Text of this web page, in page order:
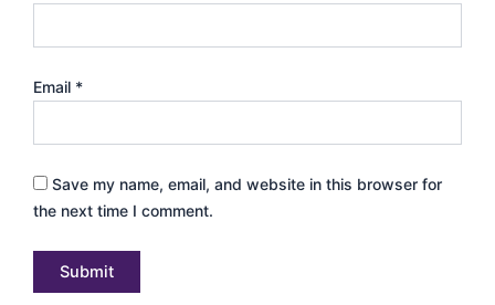
Email *
Save my name, email, and website in this browser for
the next time I comment.